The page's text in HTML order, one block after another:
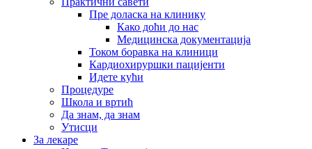
Пре доласка на клинику
Како доћи до нас
Медицинска документација
Током боравка на клиници
Кардиохируршки пацијенти
Идете кући
Процедуре
Школа и вртић
Да знам, да знам
Утисци
За лекаре